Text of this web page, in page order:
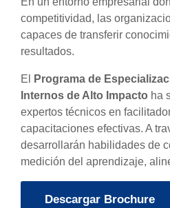
competitividad, las
capaces de transferir
resultados.
El
Programa de
Internos de Alto Impacto ha
expertos técnicos en
capacitaciones efectivas. A
desarrollarán habilidades de
medición del aprendizaje,
Descargar Brochure